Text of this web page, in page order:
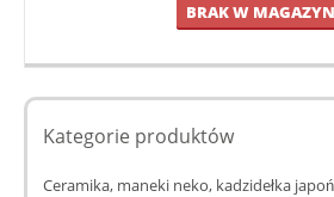
BRAK W
Kategorie produktów
Ceramika, maneki neko, kadzidełka